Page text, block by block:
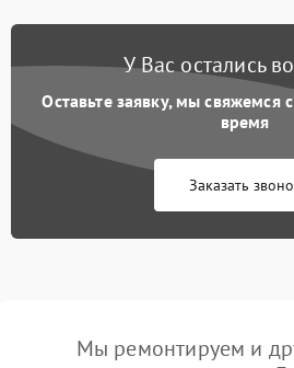
У Вас остались
Оставьте заявку, мы
время
Заказать
Мы ремонтируем и